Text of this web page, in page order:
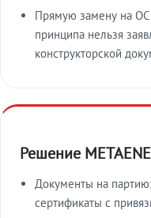
Прямую замену на
принципа нельзя
конструкторской
Решение
Документы на
сертификаты с